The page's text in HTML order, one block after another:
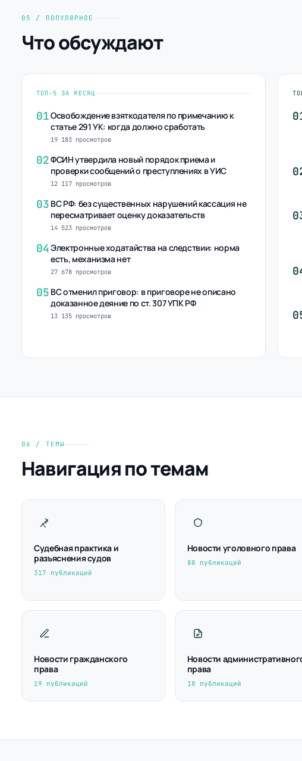
05 / ПОПУЛЯРНОЕ
Что обсуждают
ТОП-5 ЗА МЕСЯЦ
01Освобождение взяткодателя по примечанию к
статье 291 УК: когда должно сработать
19 183 просмотров
02ФСИН утвердила новый порядок приема и
проверки сообщений о преступлениях в УИС
12 117 просмотров
03 ВС РФ: без существенных нарушений кассация не
пересматривает оценку доказательств
14 523 просмотров
04Электронные ходатайства на следствии: норма
есть, механизма нет
27 678 просмотров
05 ВС отменил приговор: в приговоре не описано
доказанное деяние по ст. 307 УПК РФ
13 135 просмотров
06 / ТЕМЫ
Навигация по темам
Судебная практика и
разъяснения судов
317 публикаций
Новости уголовного права
88 публикаций
Новости гражданского
права
19 публикаций
Новости
права
18 публикаций